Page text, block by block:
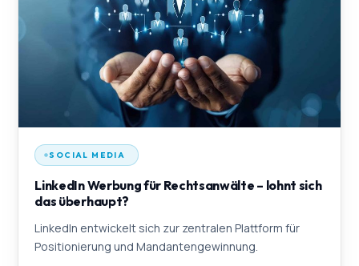
SOCIAL MEDIA
LinkedIn Werbung für Rechtsanwälte – lohnt sich
das überhaupt?
LinkedIn entwickelt sich zur zentralen Plattform für
Positionierung und Mandantengewinnung.